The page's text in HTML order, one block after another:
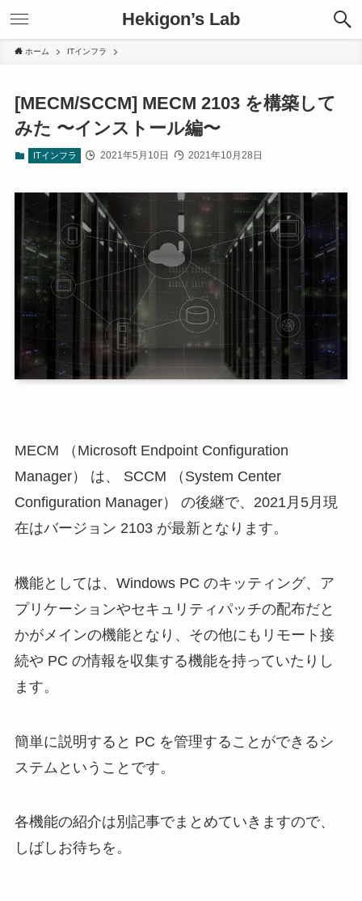
Hekigon’s Lab
ホーム ITインフラ
[MECM/SCCM] MECM 2103 を構築して
みた 〜インストール編〜
ITインフラ 2021年5月10日 2021年10月28日
MECM （Microsoft Endpoint Configuration
Manager） は、 SCCM （System Center
Configuration Manager） の後継で、2021月5月現
在はバージョン 2103 が最新となります。
機能としては、Windows PC のキッティング、ア
プリケーションやセキュリティパッチの配布だと
かがメインの機能となり、その他にもリモート接
続や PC の情報を収集する機能を持っていたりし
ます。
簡単に説明すると PC を管理することができるシ
ステムということです。
各機能の紹介は別記事でまとめていきますので、
しばしお待ちを。